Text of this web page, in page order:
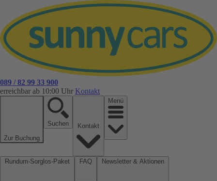
089 / 82 99 33 900
erreichbar ab 10:00 Uhr Kontakt
Zur Buchung
Suchen
Menü